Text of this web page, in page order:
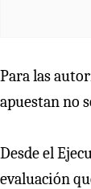
Para las
apuestan no
Desde el
evaluación